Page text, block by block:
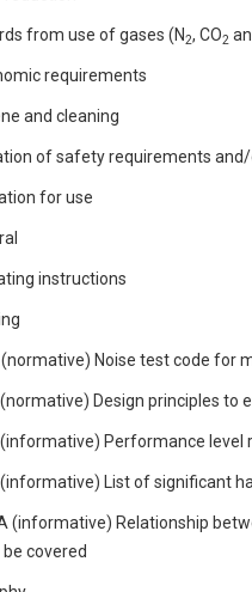
from use of gases (N2, CO2
requirements
and cleaning
of safety requirements
for use
instructions
Noise test code for
Design principles to
Performance level
List of significant
(informative) Relationship
covered